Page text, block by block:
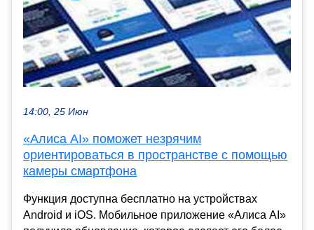
14:00, 25 Июн
«Алиса AI» поможет незрячим
ориентироваться в пространстве с помощью
камеры смартфона
Функция доступна бесплатно на устройствах
Android и iOS. Мобильное приложение «Алиса AI»